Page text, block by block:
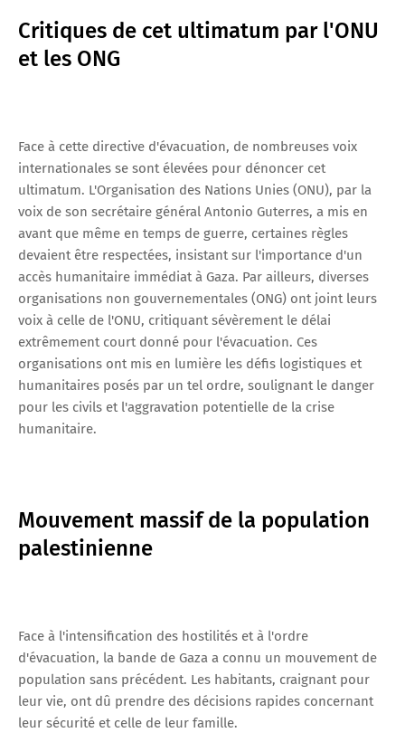
Critiques de cet ultimatum par l'ONU
et les ONG
Face à cette directive d'évacuation, de nombreuses voix
internationales se sont élevées pour dénoncer cet
ultimatum. L'Organisation des Nations Unies (ONU), par la
voix de son secrétaire général Antonio Guterres, a mis en
avant que même en temps de guerre, certaines règles
devaient être respectées, insistant sur l'importance d'un
accès humanitaire immédiat à Gaza. Par ailleurs, diverses
organisations non gouvernementales (ONG) ont joint leurs
voix à celle de l'ONU, critiquant sévèrement le délai
extrêmement court donné pour l'évacuation. Ces
organisations ont mis en lumière les défis logistiques et
humanitaires posés par un tel ordre, soulignant le danger
pour les civils et l'aggravation potentielle de la crise
humanitaire.
Mouvement massif de la population
palestinienne
Face à l'intensification des hostilités et à l'ordre
d'évacuation, la bande de Gaza a connu un mouvement de
population sans précédent. Les habitants, craignant pour
leur vie, ont dû prendre des décisions rapides concernant
leur sécurité et celle de leur famille.